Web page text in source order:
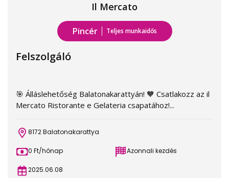
Il Mercato
Pincér Teljes munkaidős
Felszolgáló
🎯 Álláslehetőség Balatonakarattyán! 🧡 Csatlakozz az il
Mercato Ristorante e Gelateria csapatához!...
8172 Balatonakarattya
0 Ft/hónap Azonnali kezdés
2025.06.08